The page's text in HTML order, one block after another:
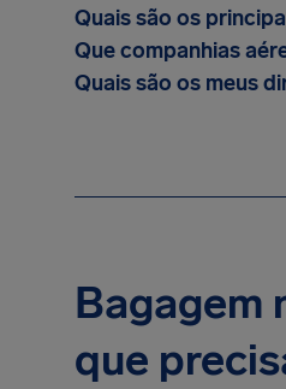
Quais são os
Que companhias
Quais são os meus
Bagagem
que